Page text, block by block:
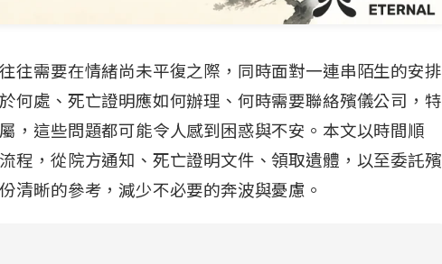
往需要在情緒尚未平復之際，同時面對一連串陌生的安排
何處、死亡證明應如何辦理、何時需要聯絡殯儀公司，特
，這些問題都可能令人感到困惑與不安。本文以時間順
程，從院方通知、死亡證明文件、領取遺體，以至委託殯
清晰的參考，減少不必要的奔波與憂慮。